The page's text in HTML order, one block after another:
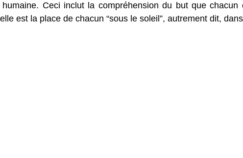
Ceci inclut la compréhension du but que
est la place de chacun “sous le soleil”, autrement dit,